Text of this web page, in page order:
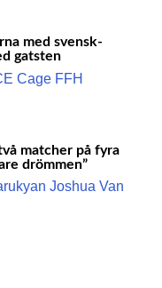
med svensk-
gatsten
matcher på fyra
drömmen”